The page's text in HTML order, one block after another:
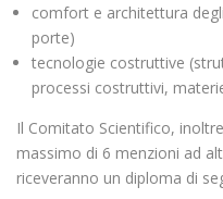
comfort e architettura
porte)
tecnologie costruttive
processi costruttivi,
Il Comitato Scientifico,
massimo di 6 menzioni ad
riceveranno un diploma di